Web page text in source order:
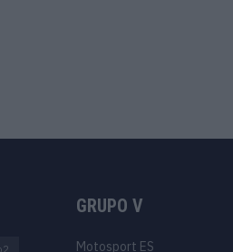
GRUPO V
Motosport ES